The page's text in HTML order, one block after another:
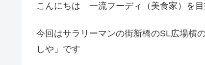
こんにちは 一流フーディ（美食家）を
今回はサラリーマンの街新橋のSL広場横
しや」です